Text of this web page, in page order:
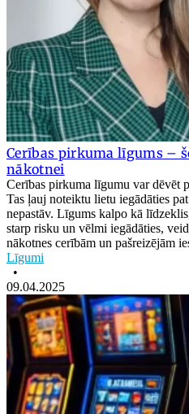
Cerības pirkuma līgums –
nākotnei
Cerības pirkuma līgumu var dēvēt
Tas ļauj noteiktu lietu iegādāties
nepastāv. Līgums kalpo kā
starp risku un vēlmi iegādāties,
nākotnes cerībām un pašreizējām
Līgumi
•
09.04.2025